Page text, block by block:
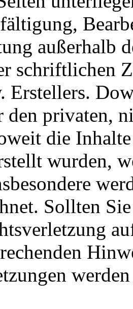
außerhalb
schriftlichen
Erstellers.
den privaten,
die
wurden,
Sollten